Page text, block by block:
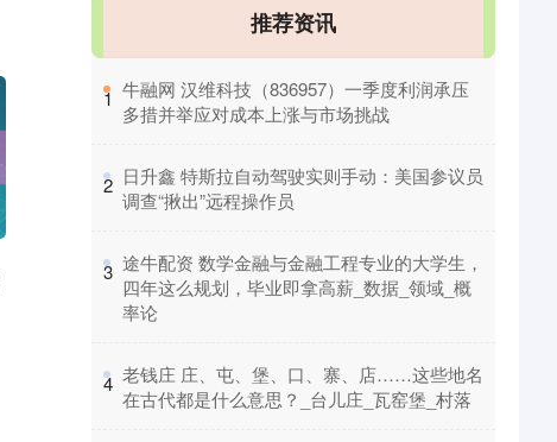
推荐资讯
1 ​牛融网 汉维科技（836957）一季度利润承压
多措并举应对成本上涨与市场挑战
2 ​日升鑫 特斯拉自动驾驶实则手动：美国参议员
调查“揪出”远程操作员
3 ​途牛配资 数学金融与金融工程专业的大学生，
四年这么规划，毕业即拿高薪_数据_领域_概
率论
4 ​老钱庄 庄、屯、堡、口、寨、店……这些地名
在古代都是什么意思？_台儿庄_瓦窑堡_村落